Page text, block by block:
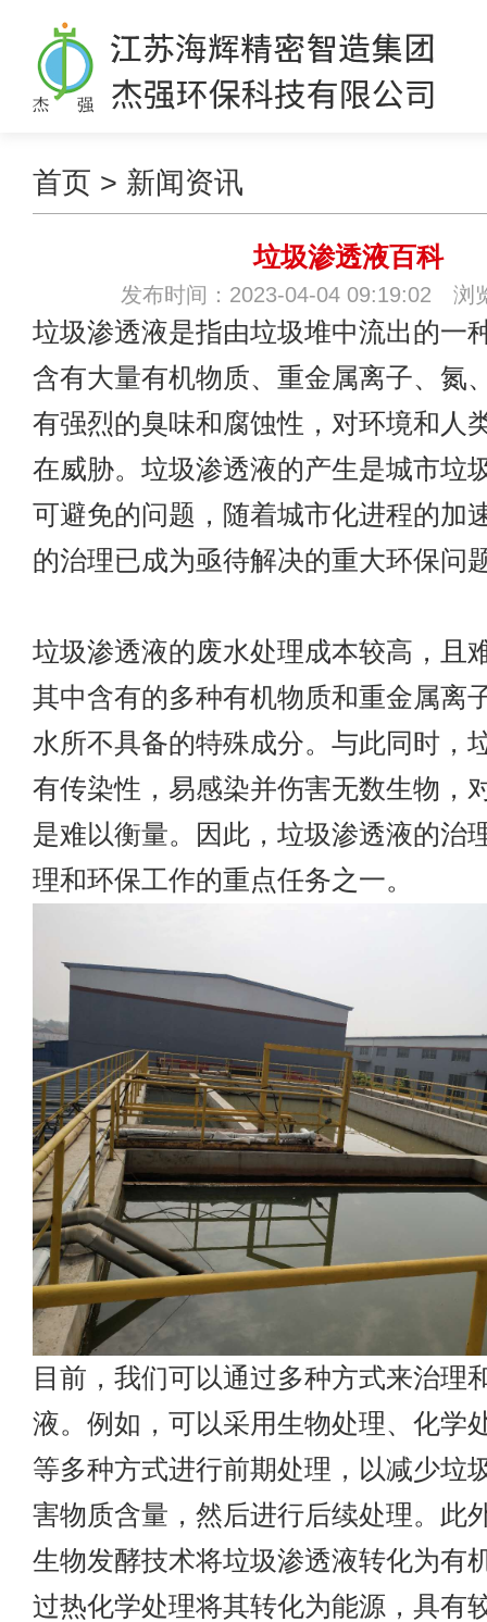
首页 > 新闻资讯
垃圾渗透液百科
发布时间：2023-04-04 09:19:02 浏
垃圾渗透液是指由垃圾堆中流出的一
含有大量有机物质、重金属离子、氮
有强烈的臭味和腐蚀性，对环境和人
在威胁。垃圾渗透液的产生是城市垃
可避免的问题，随着城市化进程的加
的治理已成为亟待解决的重大环保问
垃圾渗透液的废水处理成本较高，且
其中含有的多种有机物质和重金属离
水所不具备的特殊成分。与此同时，
有传染性，易感染并伤害无数生物，
是难以衡量。因此，垃圾渗透液的治
理和环保工作的重点任务之一。
目前，我们可以通过多种方式来治理
液。例如，可以采用生物处理、化学
等多种方式进行前期处理，以减少垃
害物质含量，然后进行后续处理。此
生物发酵技术将垃圾渗透液转化为有
过热化学处理将其转化为能源，具有